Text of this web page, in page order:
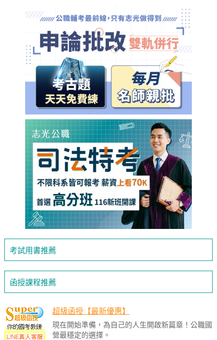
考試用書推薦
函授課程推薦
超級函授【最新優惠】
現在開始準備，為自己的人生開啟新篇章！公職國
營最穩定的選擇。